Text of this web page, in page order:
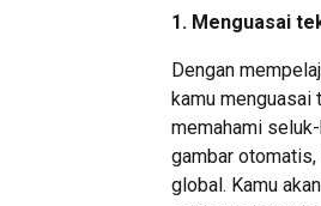
1. Menguasai
Dengan
kamu menguasai
memahami
gambar
global. Kamu